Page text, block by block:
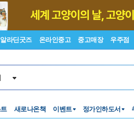
알라딘굿즈 온라인중고 중고매장 우주점
새로나온책 이벤트 정가인하도서